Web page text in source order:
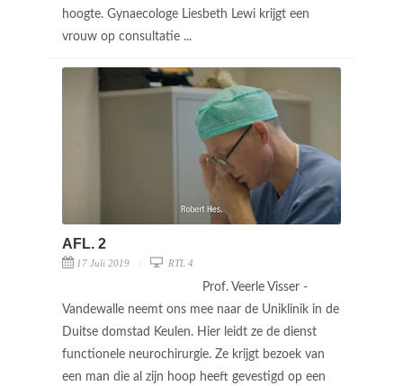
hoogte. Gynaecologe Liesbeth Lewi krijgt een
vrouw op consultatie ...
AFL. 2
17 Juli 2019 RTL 4
Prof. Veerle Visser -
Vandewalle neemt ons mee naar de Uniklinik in de
Duitse domstad Keulen. Hier leidt ze de dienst
functionele neurochirurgie. Ze krijgt bezoek van
een man die al zijn hoop heeft gevestigd op een